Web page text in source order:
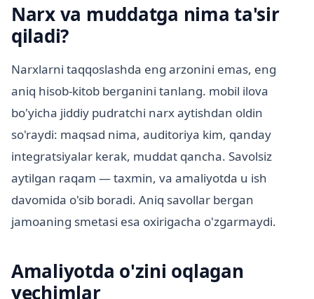
Narx va muddatga nima ta'sir
qiladi?
Narxlarni taqqoslashda eng arzonini emas, eng
aniq hisob-kitob berganini tanlang. mobil ilova
bo'yicha jiddiy pudratchi narx aytishdan oldin
so'raydi: maqsad nima, auditoriya kim, qanday
integratsiyalar kerak, muddat qancha. Savolsiz
aytilgan raqam — taxmin, va amaliyotda u ish
davomida o'sib boradi. Aniq savollar bergan
jamoaning smetasi esa oxirigacha o'zgarmaydi.
Amaliyotda o'zini oqlagan
yechimlar